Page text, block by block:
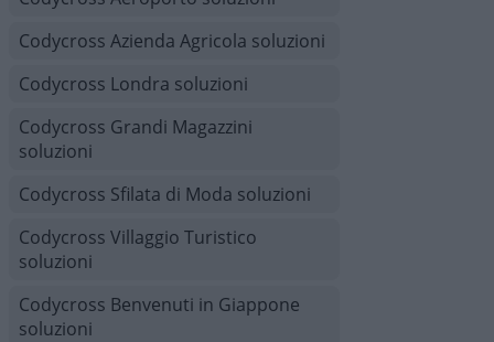
Codycross Azienda Agricola soluzioni
Codycross Londra soluzioni
Codycross Grandi Magazzini
soluzioni
Codycross Sfilata di Moda soluzioni
Codycross Villaggio Turistico
soluzioni
Codycross Benvenuti in Giappone
soluzioni